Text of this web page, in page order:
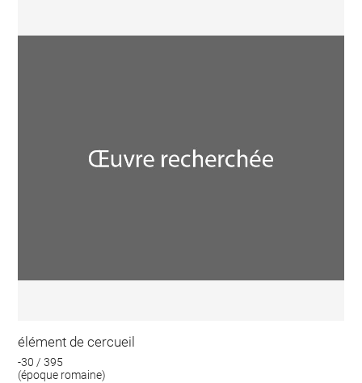
élément de cercueil
-30 / 395
(époque romaine)